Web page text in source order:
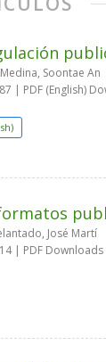
Soontae An
| PDF (English)
José Martí
| PDF Downloads